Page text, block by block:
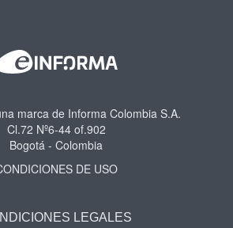
marca de Informa Colombia S.A.
Cl.72 Nº6-44 of.902
Bogotá - Colombia
DE USO
LEGALES